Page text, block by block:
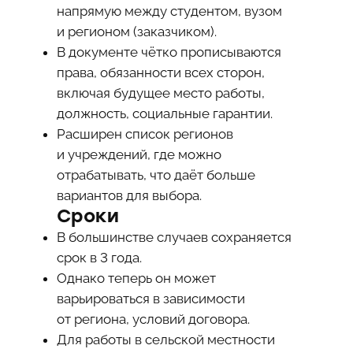
напрямую между студентом, вузом
и регионом (заказчиком).
В документе чётко прописываются
права, обязанности всех сторон,
включая будущее место работы,
должность, социальные гарантии.
Расширен список регионов
и учреждений, где можно
отрабатывать, что даёт больше
вариантов для выбора.
Сроки
В большинстве случаев сохраняется
срок в 3 года.
Однако теперь он может
варьироваться в зависимости
от региона, условий договора.
Для работы в сельской местности